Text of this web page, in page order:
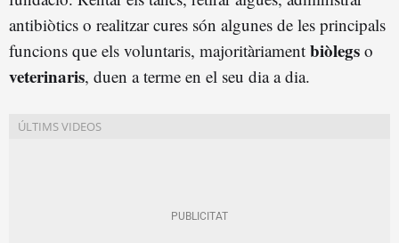
antibiòtics o realitzar cures són algunes de les principals
funcions que els voluntaris, majoritàriament biòlegs o
veterinaris, duen a terme en el seu dia a dia.